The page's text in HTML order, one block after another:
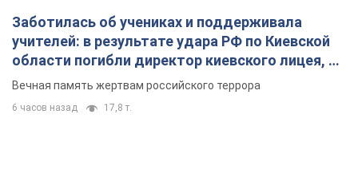
Заботилась об учениках и поддерживала
учителей: в результате удара РФ по Киевской
области погибли директор киевского лицея, её
муж и внук
Вечная память жертвам российского террора
6 часов назад 17,8 т.